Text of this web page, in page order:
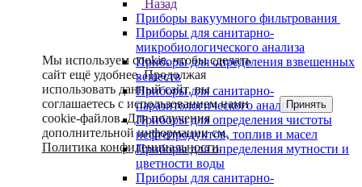
Назад
Приборы вакуумного фильтрования
Приборы для санитарно-
микробиологического анализа
Приборы для определения взвешенных
веществ
Приборы для санитарно-
паразитологического анализа
Приборы для определения чистоты
нефтепродуктов, топлив и масел
Приборы для определения мутности и
цветности воды
Приборы для санитарно-
Мы используем cookie, чтобы сделать
сайт ещё удобнее. Продолжая
использовать данный сайт, вы
соглашаетесь с использованием нами
cookie-файлов. Для получения
дополнительной информации см.
Политика конфиденциальности.
Принять